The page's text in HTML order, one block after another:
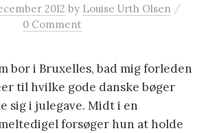
:
2012 by Louise Urth Olsen /
0 Comment
bor i Bruxelles, bad mig forleden
til hvilke gode danske bøger
sig i julegave. Midt i en
forsøger hun at holde